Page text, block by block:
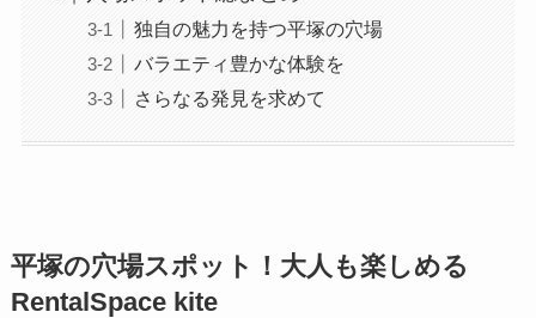
独自の魅力を持つ平塚の穴場
バラエティ豊かな体験を
さらなる発見を求めて
平塚の穴場スポット！大人も楽しめる
RentalSpace kite